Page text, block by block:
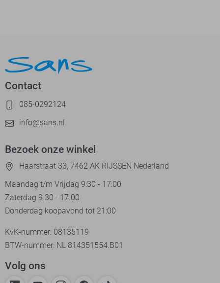
Contact
085-0292124
info@sans.nl
Bezoek onze winkel
Haarstraat 33, 7462 AK RIJSSEN Nederland
Maandag t/m Vrijdag 9:30 - 17:00
Zaterdag 9.30 - 17.00
Donderdag koopavond tot 21:00
KvK-nummer: 08135119
BTW-nummer: NL 814351554.B01
Volg ons